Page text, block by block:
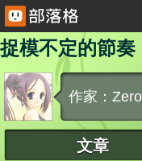
捉模不定的節奏
作家：
文章